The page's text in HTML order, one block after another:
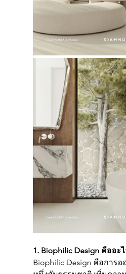
1. Biophilic Design คืออะไ
Biophilic Design คือการ